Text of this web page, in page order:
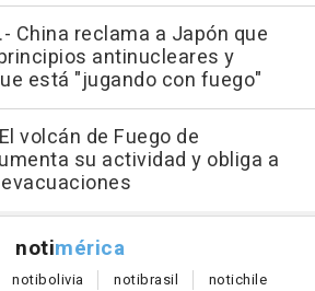
China reclama a Japón que
antinucleares y
está "jugando con fuego"
volcán de Fuego de
su actividad y obliga a
notimérica
notibolivia notibrasil notichile